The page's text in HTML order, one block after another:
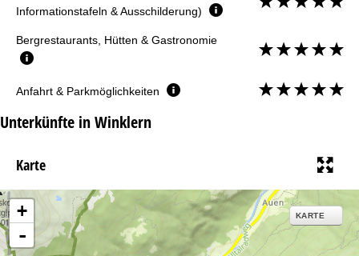
Informationstafeln & Ausschilderung)
Bergrestaurants, Hütten & Gastronomie
Anfahrt & Parkmöglichkeiten
Unterkünfte in Winklern
Karte
+
-
KARTE